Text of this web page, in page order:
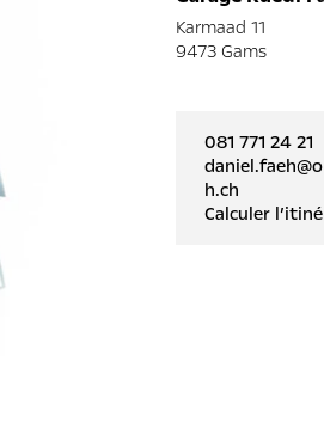
Karmaad 11
9473 Gams
081 771 24 21
h.ch
Calculer